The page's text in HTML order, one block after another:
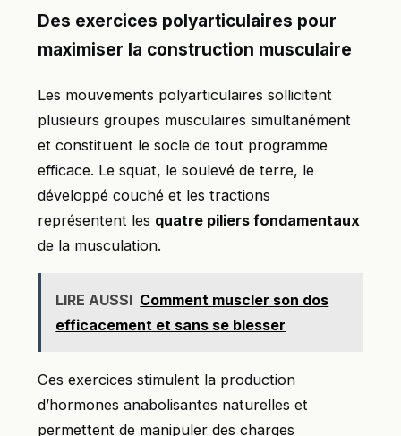
Des exercices polyarticulaires pour
maximiser la construction musculaire
Les mouvements polyarticulaires sollicitent
plusieurs groupes musculaires simultanément
et constituent le socle de tout programme
efficace. Le squat, le soulevé de terre, le
développé couché et les tractions
représentent les quatre piliers fondamentaux
de la musculation.
LIRE AUSSI Comment muscler son dos
efficacement et sans se blesser
Ces exercices stimulent la production
d’hormones anabolisantes naturelles et
permettent de manipuler des charges